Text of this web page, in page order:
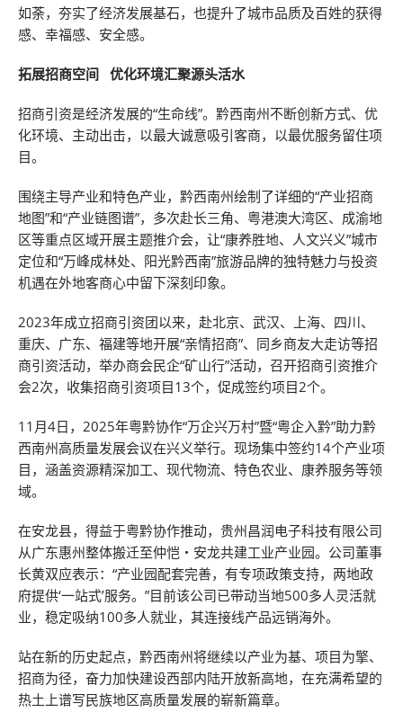
如荼，夯实了经济发展基石，也提升了城市品质及百姓的获得
感、幸福感、安全感。
拓展招商空间 优化环境汇聚源头活水
招商引资是经济发展的“生命线”。黔西南州不断创新方式、优
化环境、主动出击，以最大诚意吸引客商，以最优服务留住项
目。
围绕主导产业和特色产业，黔西南州绘制了详细的“产业招商
地图”和“产业链图谱”，多次赴长三角、粤港澳大湾区、成渝地
区等重点区域开展主题推介会，让“康养胜地、人文兴义”城市
定位和“万峰成林处、阳光黔西南”旅游品牌的独特魅力与投资
机遇在外地客商心中留下深刻印象。
2023年成立招商引资团以来，赴北京、武汉、上海、四川、
重庆、广东、福建等地开展“亲情招商”、同乡商友大走访等招
商引资活动，举办商会民企“矿山行”活动，召开招商引资推介
会2次，收集招商引资项目13个，促成签约项目2个。
11月4日，2025年粤黔协作“万企兴万村”暨“粤企入黔”助力黔
西南州高质量发展会议在兴义举行。现场集中签约14个产业项
目，涵盖资源精深加工、现代物流、特色农业、康养服务等领
域。
在安龙县，得益于粤黔协作推动，贵州昌润电子科技有限公司
从广东惠州整体搬迁至仲恺・安龙共建工业产业园。公司董事
长黄双应表示：“产业园配套完善，有专项政策支持，两地政
府提供‘一站式’服务。”目前该公司已带动当地500多人灵活就
业，稳定吸纳100多人就业，其连接线产品远销海外。
站在新的历史起点，黔西南州将继续以产业为基、项目为擎、
招商为径，奋力加快建设西部内陆开放新高地，在充满希望的
热土上谱写民族地区高质量发展的崭新篇章。